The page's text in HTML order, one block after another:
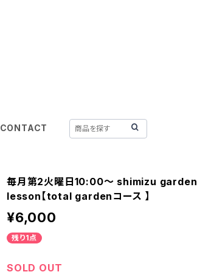
CONTACT
毎月第2火曜日10:00～ shimizu garden
lesson【total gardenコース 】
¥6,000
残り1点
SOLD OUT